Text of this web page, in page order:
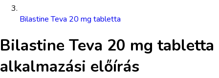
Bilastine Teva 20 mg tabletta
Bilastine Teva 20 mg tabletta
alkalmazási előírás